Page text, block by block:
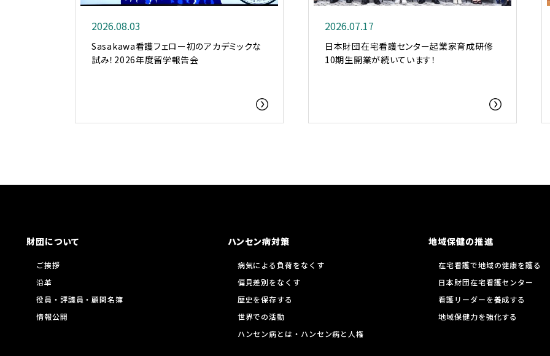
2026.08.03
Sasakawa看護フェロー初のアカデミックな
試み！2026年度留学報告会
2026.07.17
日本財団在宅看護センター起業家育成研修
10期生開業が続いています！
財団について
ご挨拶
沿革
役員・評議員・顧問名簿
情報公開
ハンセン病対策
病気による負荷をなくす
偏見差別をなくす
歴史を保存する
世界での活動
ハンセン病とは・ハンセン病と人権
地域保健の推進
在宅看護で地域の健康を護る
日本財団在宅看護センター
看護リーダーを養成する
地域保健力を強化する